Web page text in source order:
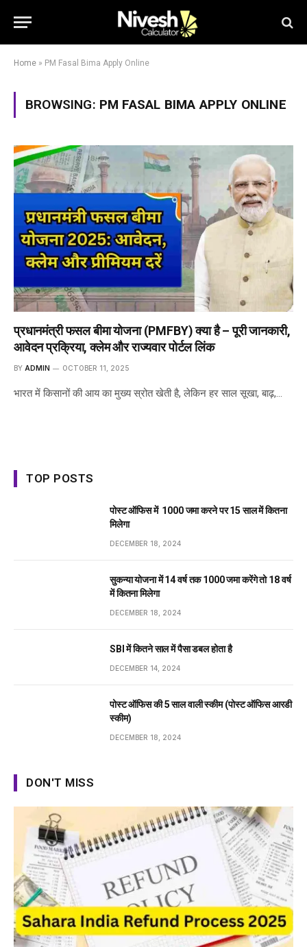
Home » PM Fasal Bima Apply Online
BROWSING: PM FASAL BIMA APPLY ONLINE
प्रधानमंत्री फसल बीमा योजना (PMFBY) क्या है – पूरी जानकारी,
आवेदन प्रक्रिया, क्लेम और राज्यवार पोर्टल लिंक
BY ADMIN OCTOBER 11, 2025
भारत में किसानों की आय का मुख्य स्रोत खेती है, लेकिन हर साल सूखा, बाढ़,…
TOP POSTS
पोस्ट ऑफिस में ₹ 1000 जमा करने पर 15 साल में कितना
मिलेगा
DECEMBER 18, 2024
सुकन्या योजना में 14 वर्ष तक ₹1000 जमा करेंगे तो 18 वर्ष
में कितना मिलेगा
DECEMBER 18, 2024
SBI में कितने साल में पैसा डबल होता है
DECEMBER 14, 2024
पोस्ट ऑफिस की 5 साल वाली स्कीम (पोस्ट ऑफिस आरडी
स्कीम)
DECEMBER 18, 2024
DON'T MISS